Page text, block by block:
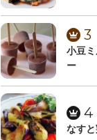
3
小豆
ー
4
なす